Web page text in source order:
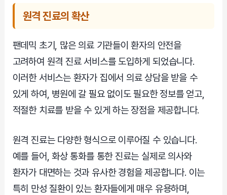
원격 진료의 확산
팬데믹 초기, 많은 의료 기관들이 환자의 안전을
고려하여 원격 진료 서비스를 도입하게 되었습니다.
이러한 서비스는 환자가 집에서 의료 상담을 받을 수
있게 하여, 병원에 갈 필요 없이도 필요한 정보를 얻고,
적절한 치료를 받을 수 있게 하는 장점을 제공합니다.
원격 진료는 다양한 형식으로 이루어질 수 있습니다.
예를 들어, 화상 통화를 통한 진료는 실제로 의사와
환자가 대면하는 것과 유사한 경험을 제공합니다. 이는
특히 만성 질환이 있는 환자들에게 매우 유용하며,